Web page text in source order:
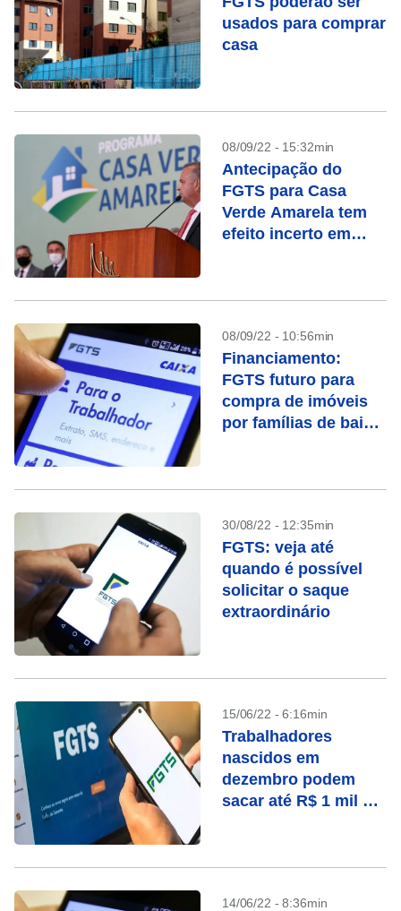
usados para comprar
casa
08/09/22 - 15:32min
Antecipação do
FGTS para Casa
Verde Amarela tem
efeito incerto em
08/09/22 - 10:56min
Financiamento:
FGTS futuro para
compra de imóveis
por famílias de baixa
30/08/22 - 12:35min
FGTS: veja até
quando é possível
solicitar o saque
extraordinário
15/06/22 - 6:16min
Trabalhadores
nascidos em
dezembro podem
sacar até R$ 1 mil no
14/06/22 - 8:36min